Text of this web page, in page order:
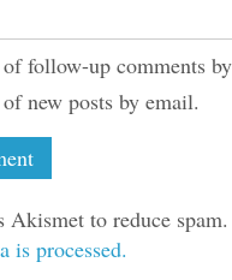
follow-up comments
new posts by email.
Akismet to reduce spam.
is processed.